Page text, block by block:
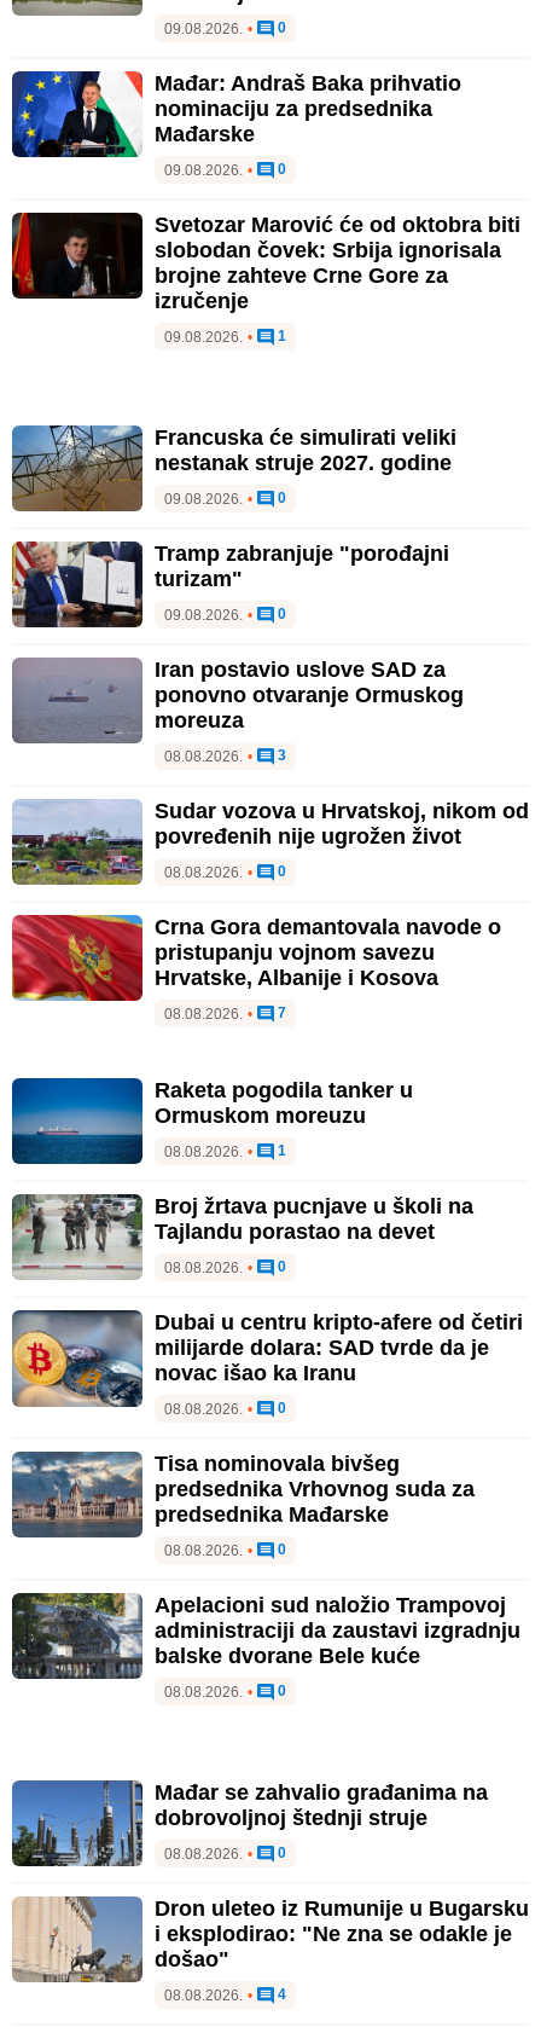
09.08.2026. • 0
Mađar: Andraš Baka prihvatio
nominaciju za predsednika
Mađarske
09.08.2026. • 0
Svetozar Marović će od oktobra biti
slobodan čovek: Srbija ignorisala
brojne zahteve Crne Gore za
izručenje
09.08.2026. • 1
Francuska će simulirati veliki
nestanak struje 2027. godine
09.08.2026. • 0
Tramp zabranjuje "porođajni
turizam"
09.08.2026. • 0
Iran postavio uslove SAD za
ponovno otvaranje Ormuskog
moreuza
08.08.2026. • 3
Sudar vozova u Hrvatskoj, nikom od
povređenih nije ugrožen život
08.08.2026. • 0
Crna Gora demantovala navode o
pristupanju vojnom savezu
Hrvatske, Albanije i Kosova
08.08.2026. • 7
Raketa pogodila tanker u
Ormuskom moreuzu
08.08.2026. • 1
Broj žrtava pucnjave u školi na
Tajlandu porastao na devet
08.08.2026. • 0
Dubai u centru kripto-afere od četiri
milijarde dolara: SAD tvrde da je
novac išao ka Iranu
08.08.2026. • 0
Tisa nominovala bivšeg
predsednika Vrhovnog suda za
predsednika Mađarske
08.08.2026. • 0
Apelacioni sud naložio Trampovoj
administraciji da zaustavi izgradnju
balske dvorane Bele kuće
08.08.2026. • 0
Mađar se zahvalio građanima na
dobrovoljnoj štednji struje
08.08.2026. • 0
Dron uleteo iz Rumunije u Bugarsku
i eksplodirao: "Ne zna se odakle je
došao"
08.08.2026. • 4